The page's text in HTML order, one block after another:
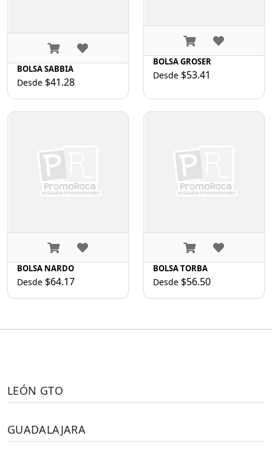
BOLSA SABBIA
Desde $41.28
BOLSA GROSER
Desde $53.41
BOLSA NARDO
Desde $64.17
BOLSA TORBA
Desde $56.50
GUADALAJARA
LEÓN GTO